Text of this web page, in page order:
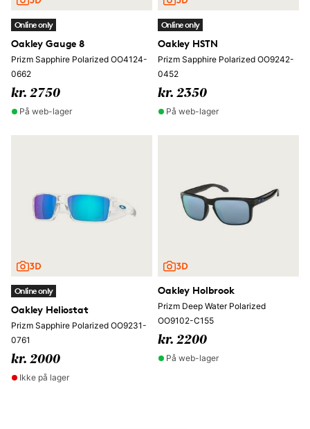
Online only
Oakley Gauge 8
Prizm Sapphire Polarized OO4124-
0662
kr. 2750
På web-lager
Online only
Oakley HSTN
Prizm Sapphire Polarized OO9242-
0452
kr. 2350
På web-lager
Online only
Oakley Heliostat
Prizm Sapphire Polarized OO9231-
0761
kr. 2000
Ikke på lager
Oakley Holbrook
Prizm Deep Water Polarized
OO9102-C155
kr. 2200
På web-lager